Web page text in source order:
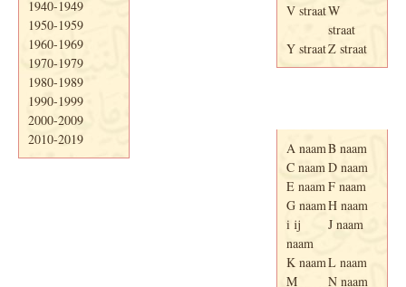
1940-1949
1950-1959
1960-1969
1970-1979
1980-1989
1990-1999
2000-2009
2010-2019
V straatW
straat
Y straatZ straat
A naamB naam
C naamD naam
E naamF naam
G naamH naam
i ij
naam
J naam
K naamL naam
M
N naam